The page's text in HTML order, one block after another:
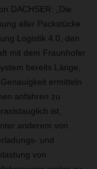
DACHSER: „Die
aller Packstücke
Logistik 4.0, den
mit dem Fraunhofer
bereits Länge,
ermitteln
anfahren zu
ist,
anderem von
und
von